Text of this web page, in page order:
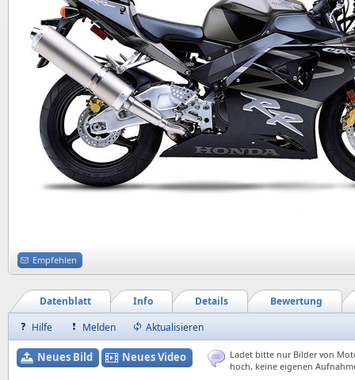
Empfehlen
Bewertung
Details
Info
Datenblatt
Hilfe
Melden Aktualisieren
Neues Bild Neues Video
Ladet bitte nur Bilder von
hoch, keine eigenen